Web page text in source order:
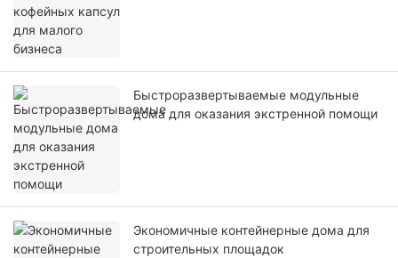
Быстроразвертываемые модульные
дома для оказания экстренной помощи
Экономичные контейнерные дома для
строительных площадок